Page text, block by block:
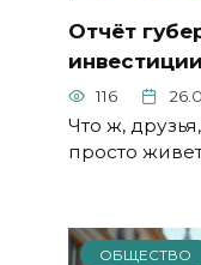
Отчёт
116
Что ж,
просто
ОБЩЕСТВО